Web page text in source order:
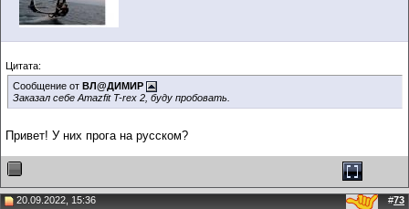
Цитата:
Сообщение от ВЛ@ДИМИР
Заказал себе Amazfit T-rex 2, буду пробовать.
Привет! У них прога на русском?
20.09.2022, 15:36 #73